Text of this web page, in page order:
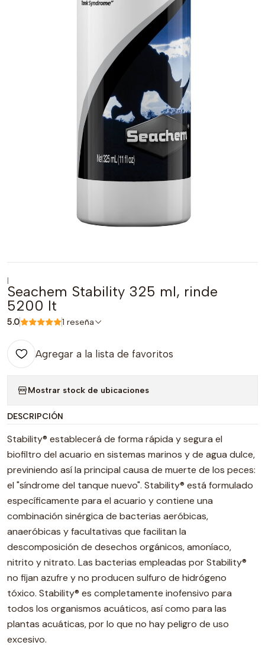
|
Seachem Stability 325 ml, rinde
5200 lt
5.0 1 reseña
Agregar a la lista de favoritos
Mostrar stock de ubicaciones
DESCRIPCIÓN
Stability® establecerá de forma rápida y segura el
biofiltro del acuario en sistemas marinos y de agua dulce,
previniendo así la principal causa de muerte de los peces:
el "síndrome del tanque nuevo". Stability® está formulado
específicamente para el acuario y contiene una
combinación sinérgica de bacterias aeróbicas,
anaeróbicas y facultativas que facilitan la
descomposición de desechos orgánicos, amoníaco,
nitrito y nitrato. Las bacterias empleadas por Stability®
no fijan azufre y no producen sulfuro de hidrógeno
tóxico. Stability® es completamente inofensivo para
todos los organismos acuáticos, así como para las
plantas acuáticas, por lo que no hay peligro de uso
excesivo.